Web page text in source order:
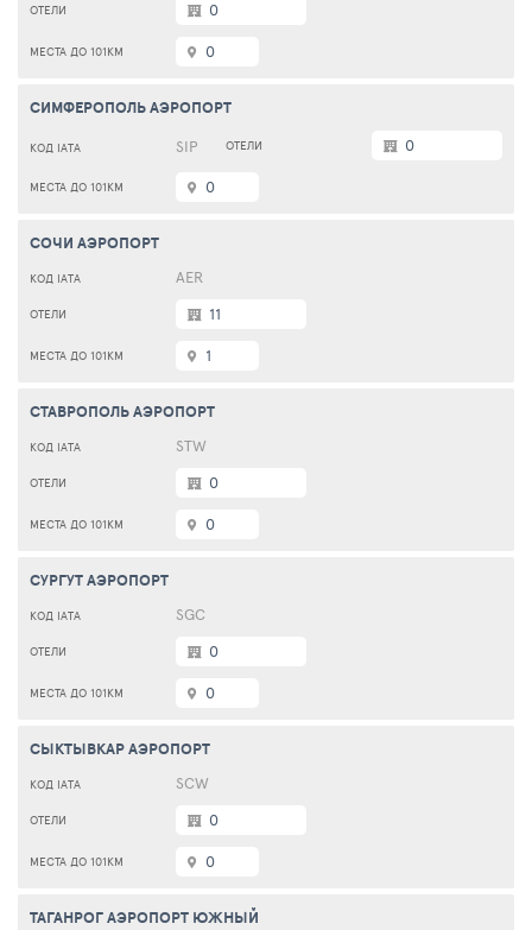
0
0
СИМФЕРОПОЛЬ АЭРОПОРТ
SIP
0
0
СОЧИ АЭРОПОРТ
AER
11
1
СТАВРОПОЛЬ АЭРОПОРТ
STW
0
0
СУРГУТ АЭРОПОРТ
SGC
0
0
СЫКТЫВКАР АЭРОПОРТ
SCW
0
0
ТАГАНРОГ АЭРОПОРТ ЮЖНЫЙ